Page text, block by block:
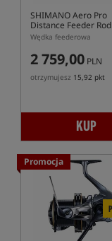
SHIMANO Aero Pro
Distance Feeder Rod
Wędka feederowa
2 759,00 PLN
otrzymujesz 15,92 pkt
KUP
Promocja